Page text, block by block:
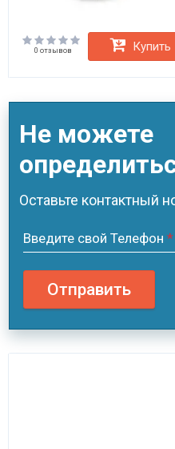
0 отзывов Купить
Не можете
Оставьте
Введите свой Телефон *
Отправить